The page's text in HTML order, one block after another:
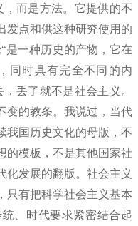
，而是方法。它提供的不
发点和供这种研究使用的
是一种历史的产物，它在
同时具有完全不同的内
丢了就不是社会主义。
变的教条。我说过，当代
我国历史文化的母版，不
的模板，不是其他国家社
化发展的翻版。社会主义
只有把科学社会主义基本
、时代要求紧密结合起